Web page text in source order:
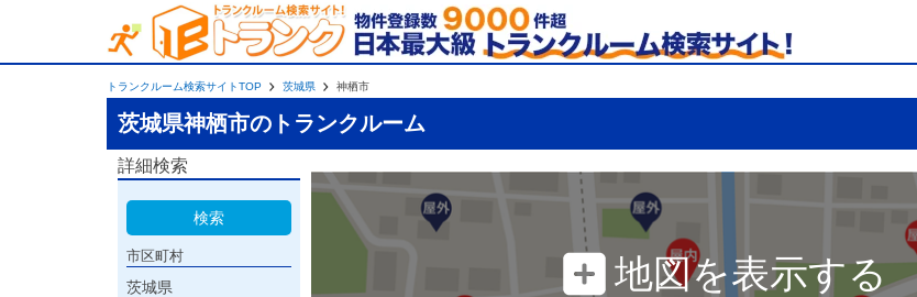
トランクルーム検索サイトTOP 茨城県 神栖市
茨城県神栖市のトランクルーム
詳細検索
検索
市区町村
茨城県 地図を表示する